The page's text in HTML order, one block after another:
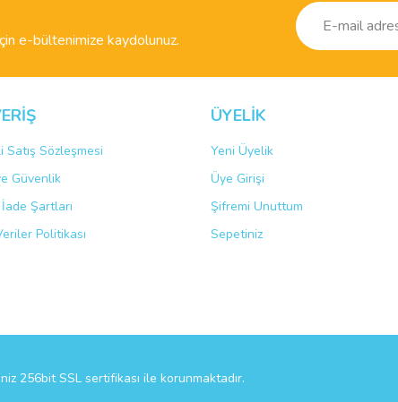
e-bültenimize kaydolunuz.
Satış Sözleşmesi
Güvenlik
Şartları
Politikası
ÜYELİK
Yeni Üyelik
Üye Girişi
Şifremi Unuttum
Sepetiniz
256bit SSL sertifikası ile korunmaktadır.